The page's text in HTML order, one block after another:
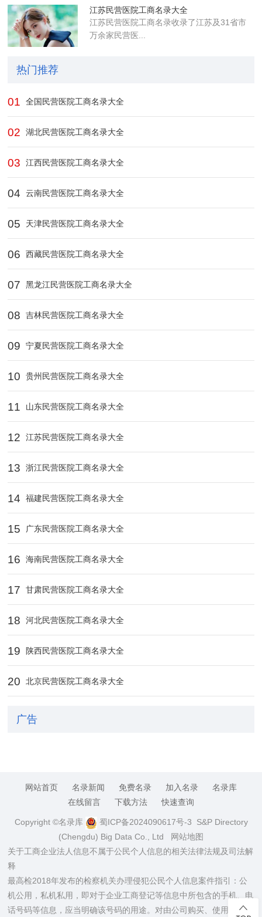
江苏民营医院工商名录大全
江苏民营医院工商名录收录了江苏及31省市
万余家民营医...
热门推荐
01 全国民营医院工商名录大全
02 湖北民营医院工商名录大全
03 江西民营医院工商名录大全
04 云南民营医院工商名录大全
05 天津民营医院工商名录大全
06 西藏民营医院工商名录大全
07 黑龙江民营医院工商名录大全
08 吉林民营医院工商名录大全
09 宁夏民营医院工商名录大全
10 贵州民营医院工商名录大全
11 山东民营医院工商名录大全
12 江苏民营医院工商名录大全
13 浙江民营医院工商名录大全
14 福建民营医院工商名录大全
15 广东民营医院工商名录大全
16 海南民营医院工商名录大全
17 甘肃民营医院工商名录大全
18 河北民营医院工商名录大全
19 陕西民营医院工商名录大全
20 北京民营医院工商名录大全
广告
网站首页 名录新闻 免费名录 加入名录
名录库
在线留言
下载方法 快速查询
Copyright ©名录库 蜀ICP备2024090617号-3 S&P Directory
(Chengdu) Big Data Co., Ltd
网站地图
关于工商企业法人信息不属于公民个人信息的相关法律法规及司法解
释
最高检2018年发布的检察机关办理侵犯公民个人信息案件指引：公
机公用，私机私用，即对于企业工商登记等信息中所包含的手机、电
话号码等信息，应当明确该号码的用途。对由公司购买、使用的手